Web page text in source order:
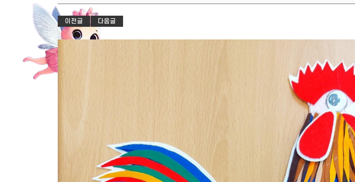
이전글 다음글